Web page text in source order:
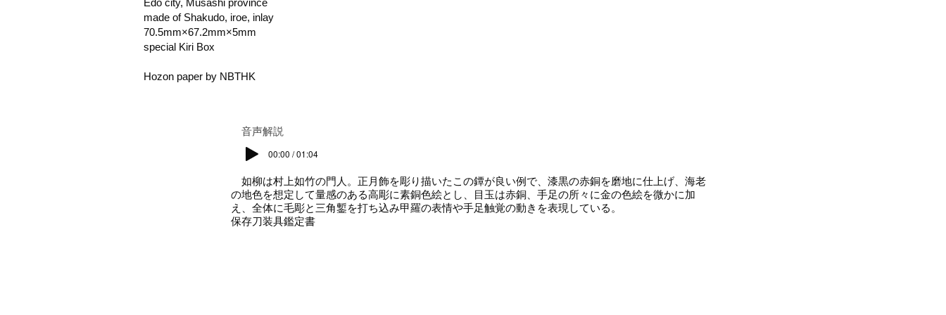
Edo city, Musashi province
made of Shakudo, iroe, inlay
70.5mm×67.2mm×5mm
special Kiri Box
Hozon paper by NBTHK
​音声解説
00:00 / 01:04
如柳は村上如竹の門人。正月飾を彫り描いたこの鐔が良い例で、漆黒の赤銅を磨地に仕上げ、海老
の地色を想定して量感のある高彫に素銅色絵とし、目玉は赤銅、手足の所々に金の色絵を微かに加
え、全体に毛彫と三角鏨を打ち込み甲羅の表情や手足触覚の動きを表現している。
保存刀装具鑑定書